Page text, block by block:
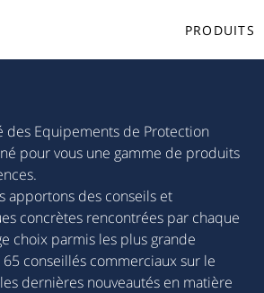
PRODUITS
des Equipements de Protection
pour vous une gamme de produits
apportons des conseils et
concrètes rencontrées par chaque
choix parmis les plus grande
conseillés commerciaux sur le
dernières nouveautés en matière